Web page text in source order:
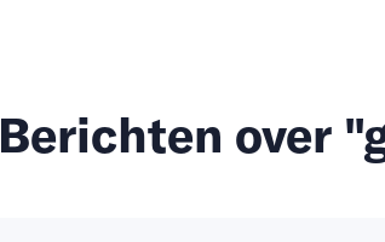
Berichten over